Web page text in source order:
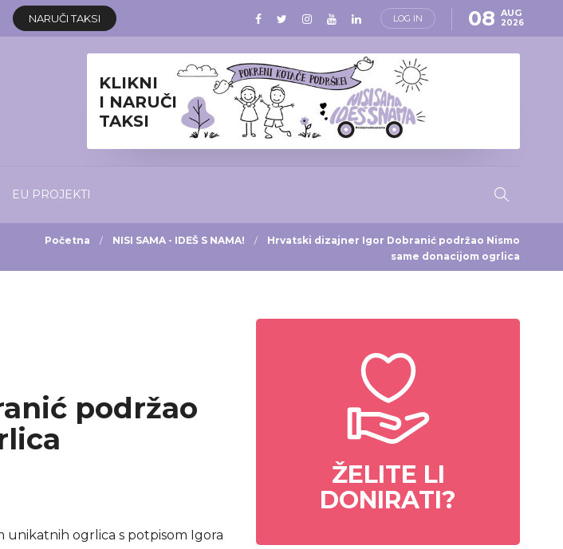
NARUČI TAKSI LOG IN 08 AUG
2026
KLIKNI
I NARUČI
TAKSI
EU PROJEKTI
Početna NISI SAMA - IDEŠ S NAMA!
Hrvatski dizajner Igor Dobranić podržao Nismo
same donacijom ogrlica
podržao
unikatnih ogrlica s potpisom Igora
ŽELITE LI
DONIRATI?